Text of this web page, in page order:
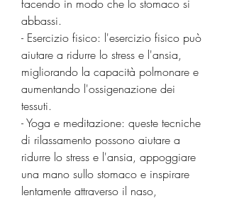
facendo in modo che lo stomaco si
abbassi.
- Esercizio fisico: l'esercizio fisico può
aiutare a ridurre lo stress e l'ansia,
migliorando la capacità polmonare e
aumentando l'ossigenazione dei
tessuti.
- Yoga e meditazione: queste tecniche
di rilassamento possono aiutare a
ridurre lo stress e l'ansia, appoggiare
una mano sullo stomaco e inspirare
lentamente attraverso il naso,